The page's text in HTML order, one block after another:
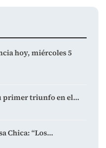
hoy, miércoles 5
primer triunfo en el…
Chica: “Los…